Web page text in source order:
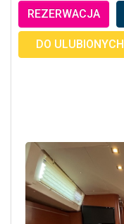
REZERWACJA
DO ULUBIONYCH